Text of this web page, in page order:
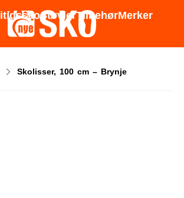
- Gode priser - Rask levering
StøvlerTilbehørMerker
Skolisser, 100 cm – Brynje